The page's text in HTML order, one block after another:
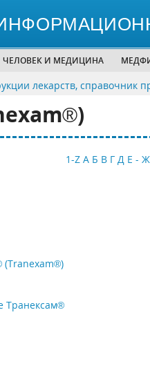
ЧЕЛОВЕК И МЕДИЦИНА
лекарств, справочник
1-Z А Б В Г Д Е -
(Tranexam®)
Транексам®